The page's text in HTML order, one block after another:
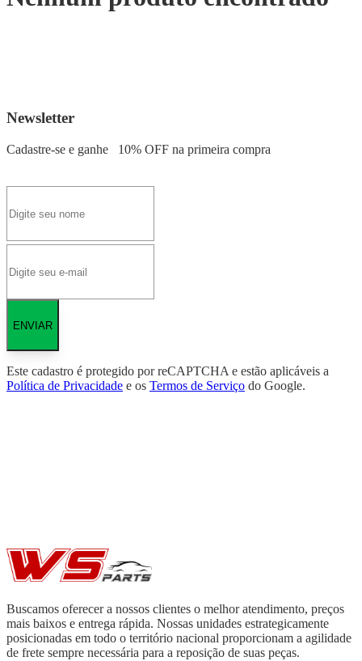
Newsletter
Cadastre-se e ganhe 10% OFF na primeira compra
ENVIAR
Este cadastro é protegido por reCAPTCHA e estão aplicáveis a
Política de Privacidade e os Termos de Serviço do Google.
Buscamos oferecer a nossos clientes o melhor atendimento, preços
mais baixos e entrega rápida. Nossas unidades estrategicamente
posicionadas em todo o território nacional proporcionam a agilidade
de frete sempre necessária para a reposição de suas peças.